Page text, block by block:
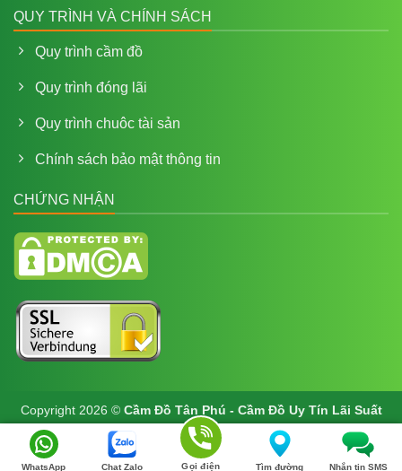
QUY TRÌNH VÀ CHÍNH SÁCH
Quy trình cầm đồ
Quy trình đóng lãi
Quy trình chuôc tài sản
Chính sách bảo mật thông tin
CHỨNG NHẬN
Copyright 2026 © Cầm Đồ Tân Phú - Cầm Đồ Uy Tín Lãi Suất
Thấp Tại Tp HCM
WhatsApp Chat Zalo Gọi điện Tìm đường Nhắn tin SMS